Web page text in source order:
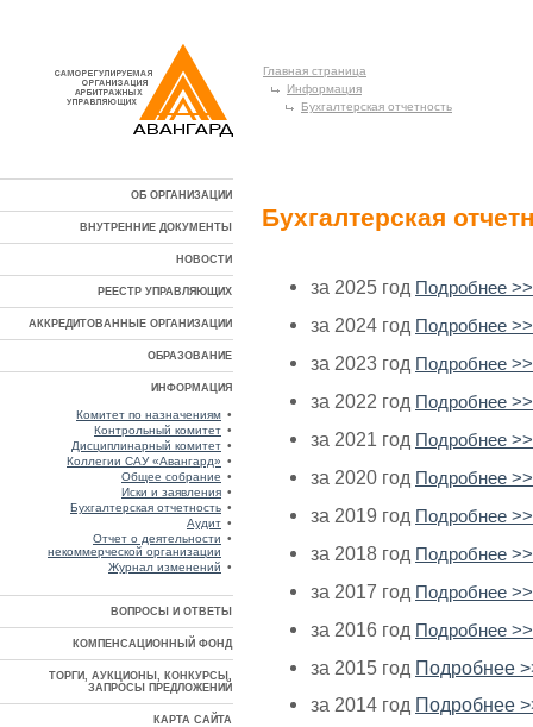
Главная страница
Информация
Бухгалтерская отчетность
ОБ ОРГАНИЗАЦИИ
ВНУТРЕННИЕ ДОКУМЕНТЫ
НОВОСТИ
РЕЕСТР УПРАВЛЯЮЩИХ
АККРЕДИТОВАННЫЕ ОРГАНИЗАЦИИ
ОБРАЗОВАНИЕ
ИНФОРМАЦИЯ
Комитет по назначениям •
Контрольный комитет •
Дисциплинарный комитет •
Коллегии САУ «Авангард» •
Общее собрание •
Иски и заявления •
Бухгалтерская отчетность •
Аудит •
Отчет о деятельности
некоммерческой организации
•
Журнал изменений •
ВОПРОСЫ И ОТВЕТЫ
КОМПЕНСАЦИОННЫЙ ФОНД
ТОРГИ, АУКЦИОНЫ, КОНКУРСЫ,
ЗАПРОСЫ ПРЕДЛОЖЕНИЙ
КАРТА САЙТА
Бухгалтерская
за 2025 год Подробнее >>
за 2024 год Подробнее >>
за 2023 год Подробнее >>
за 2022 год Подробнее >>
за 2021 год Подробнее >>
за 2020 год Подробнее >>
за 2019 год Подробнее >>
за 2018 год Подробнее >>
за 2017 год Подробнее >>
за 2016 год Подробнее >>
за 2015 год Подробнее
за 2014 год Подробнее